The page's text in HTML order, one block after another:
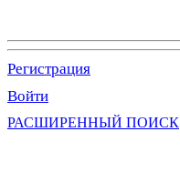
Регистрация
Войти
РАСШИРЕННЫЙ ПОИСК